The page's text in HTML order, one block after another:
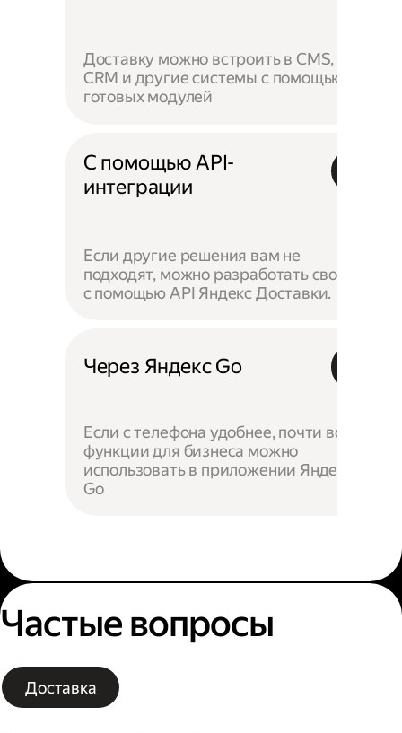
Доставку можно встроить в CMS,
CRM и другие системы с помощью
готовых модулей
С помощью API-
интеграции
Если другие решения вам не
подходят, можно разработать своё —
с помощью API Яндекс Доставки.
Через Яндекс Go
Если с телефона удобнее, почти все
функции для бизнеса можно
использовать в приложении Яндекс
Go
Частые вопросы
Доставка